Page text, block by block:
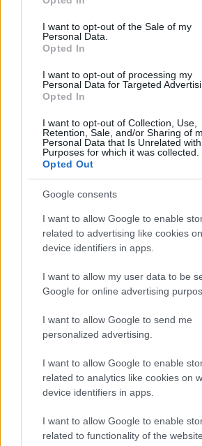
use your data for below specified
consent section.
I want to opt-out of the Sale of my
Personal Data.
Opted In
I want to opt-out of processing my
Personal Data for Targeted
Opted In
I want to opt-out of Collection, Use,
Retention, Sale, and/or Sharing of
Personal Data that Is Unrelated
Purposes for which it was collected.
Opted Out
Google consents
I want to allow Google to enable
related to advertising like cookies
device identifiers in apps.
I want to allow my user data to be
Google for online advertising
I want to allow Google to send me
personalized advertising.
I want to allow Google to enable
related to analytics like cookies on
device identifiers in apps.
I want to allow Google to enable
related to functionality of the
„Csonka évadot zárni
érzés"
mtothorsi•2020. július 15.
Megtartotta évadzáró társulati
Sándor Színház. A világjárvány